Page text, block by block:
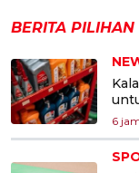
BERITA PILIHAN
6